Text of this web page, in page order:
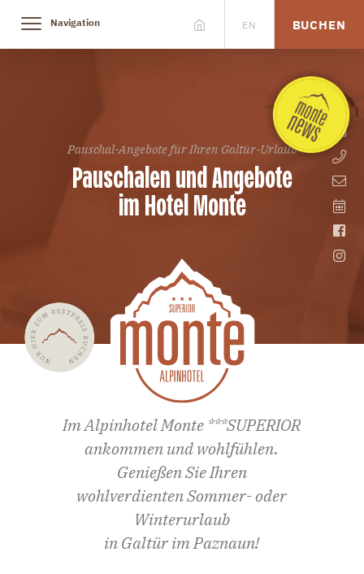
BUCHEN
EN
Navigation
Pauschal-Angebote für Ihren Galtür-Urlaub
Pauschalen und Angebote
im Hotel Monte
Im Alpinhotel Monte ***SUPERIOR
ankommen und wohlfühlen.
Genießen Sie Ihren
wohlverdienten Sommer- oder
Winterurlaub
in Galtür im Paznaun!